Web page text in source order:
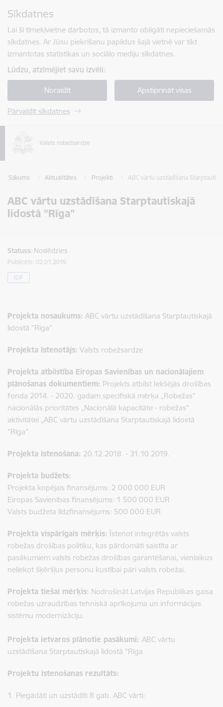
Sīkdatnes
Lai šī tīmekļvietne darbotos, tā izmanto obligāti nepieciešamās
sīkdatnes. Ar Jūsu piekrišanu papildus šajā vietnē var tikt
izmantotas statistikas un sociālo mediju sīkdatnes.
Lūdzu, atzīmējiet savu izvēli:
Noraidīt Apstiprināt visas
Pārvaldīt sīkdatnes
Sākums Aktualitātes Projekti ABC vārtu uzstādīšana
ABC vārtu uzstādīšana Starptautiskajā
lidostā "Rīga"
Statuss: Noslēdzies
Publicēts: 02.01.2019.
IDF
Projekta nosaukums: ABC vārtu uzstādīšana Starptautiskajā
lidostā "Rīga"
Projekta īstenotājs: Valsts robežsardze
Projekta atbilstība Eiropas Savienības un nacionālajiem
plānošanas dokumentiem: Projekts atbilst Iekšējās drošības
fonda 2014. - 2020. gadam specifiskā mērķa „Robežas"
nacionālās prioritātes „Nacionālā kapacitāte - robežas"
aktivitātei „ABC vārtu uzstādīšana Starptautiskajā lidostā
"Rīga"
Projekta īstenošana: 20.12.2018. - 31.10.2019.
Projekta budžets:
Projekta kopējais finansējums: 2 000 000 EUR
Eiropas Savienības finansējums: 1 500 000 EUR
Valsts budžeta līdzfinansējums: 500 000 EUR
Projekta vispārīgais mērķis: Īstenot integrētās valsts
robežas drošības politiku, kas pārdomāti saistīta ar
pasākumiem valsts robežas drošības garantēšanai, vienlaikus
neliekot šķēršļus personu kustībai pāri valsts robežai.
Projekta tiešai mērķis: Nodrošināt Latvijas Republikas gaisa
robežas uzraudzības tehniskā aprīkojuma un informācijas
sistēmu modernizāciju.
Projekta ietvaros plānotie pasākumi: ABC vārtu
uzstādīšana Starptautiskajā lidostā "Rīga
Projektu īstenošanas rezultāts:
1. Piegādāti un uzstādīti 8 gab. ABC vārti: